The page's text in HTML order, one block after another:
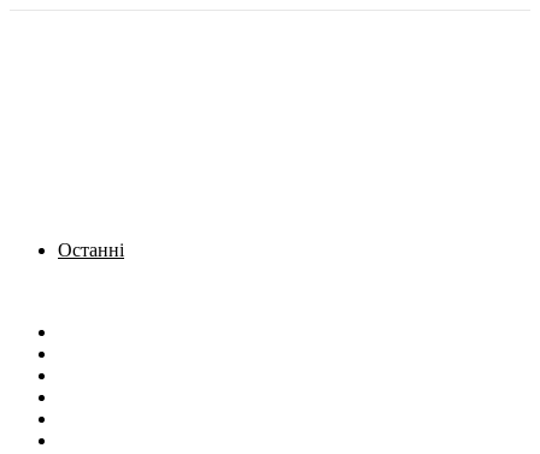
Останні